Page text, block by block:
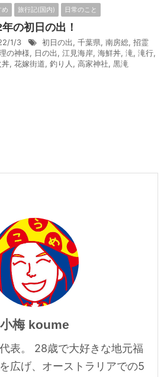
め 旅行記(国内) 日常のこと
の初日の出！
1/3 初日の出, 千葉県, 南房総, 招霊
の神様, 日の出, 江見海岸, 海鮮丼, 滝, 滝行,
丼, 花嫁街道, 釣り人 , 高家神社, 黒滝
小梅 koume
表。 28歳で大好きな地元福
広げ、オーストラリアでの5